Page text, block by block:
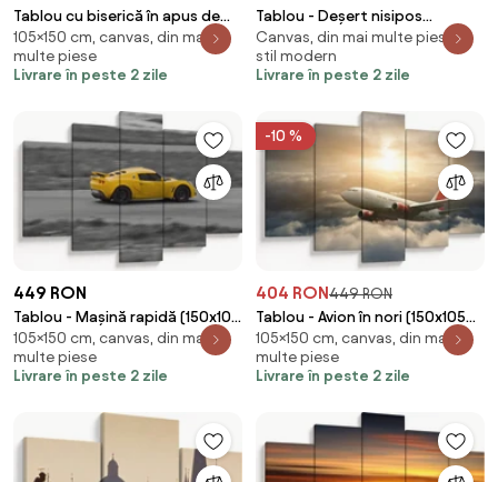
Tablou cu biserică în apus de
soare (150x105 cm)
105×150 cm, canvas, din mai
multe piese
Livrare în peste 2 zile
Tablou - Deșert nisipos
(150x105 cm)
Canvas, din mai multe piese, în
stil modern
Livrare în peste 2 zile
449 RON
Tablou - Mașină rapidă (150x105
cm)
105×150 cm, canvas, din mai
multe piese
Livrare în peste 2 zile
-10 %
404 RON449 RON
Tablou - Avion în nori (150x105
cm)
105×150 cm, canvas, din mai
multe piese
Livrare în peste 2 zile